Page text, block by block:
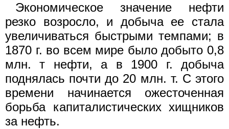
Экономическое значение нефти
резко возросло, и добыча ее стала
увеличиваться быстрыми темпами; в
1870 г. во всем мире было добыто 0,8
млн. т нефти, а в 1900 г. добыча
поднялась почти до 20 млн. т. С этого
времени начинается ожесточенная
борьба капиталистических хищников
за нефть.